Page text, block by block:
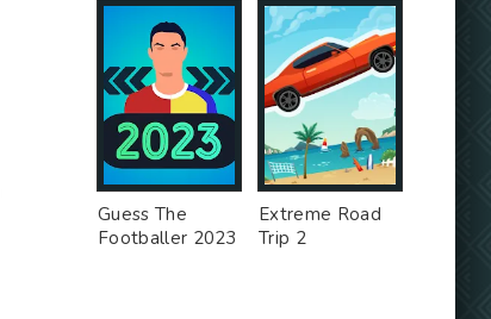
Guess The
Footballer 2023
Extreme Road
Trip 2